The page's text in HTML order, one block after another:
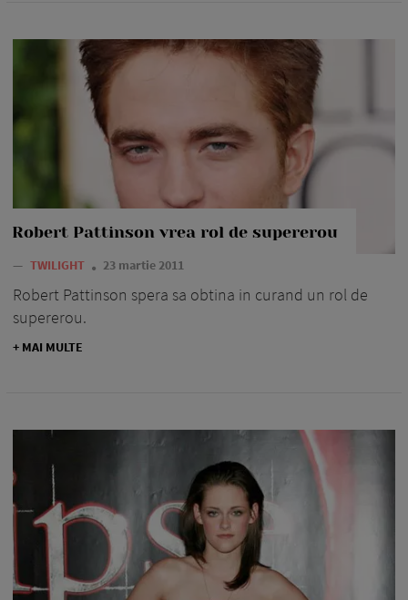
Robert Pattinson vrea rol de supererou
— TWILIGHT 23 martie 2011
Robert Pattinson spera sa obtina in curand un rol de
supererou.
+ MAI MULTE